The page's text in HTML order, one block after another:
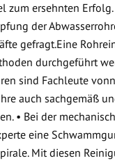
zum ersehnten
der
gefragt.Eine
durchgeführt
sind Fachleute
auch sachgemäß
• Bei der
eine
Mit diesen